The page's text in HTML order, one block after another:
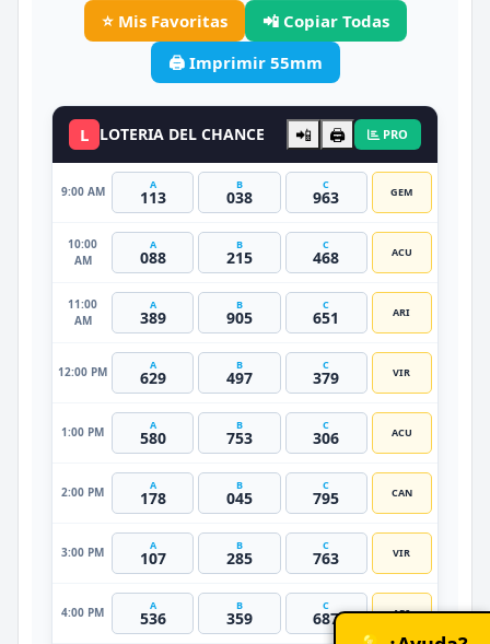
⭐ Mis Favoritas
📲 Copiar Todas
🖨️ Imprimir 55mm
L LOTERIA DEL CHANCE 📲 🖨️ PRO
9:00 AM A
113
B
038
C
963 GEM
10:00
AM
A
088
B
215
C
468 ACU
11:00
AM
A
389
B
905
C
651 ARI
12:00 PM A
629
B
497
C
379 VIR
1:00 PM A
580
B
753
C
306 ACU
2:00 PM A
178
B
045
C
795 CAN
3:00 PM A
107
B
285
C
763 VIR
4:00 PM A
536
B
359
C
687 ARI